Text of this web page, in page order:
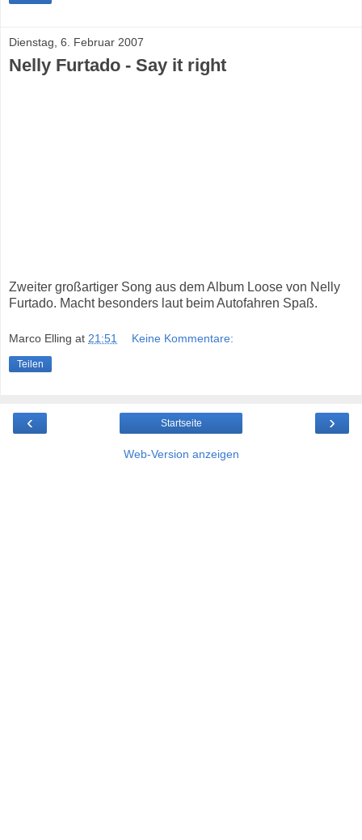
Dienstag, 6. Februar 2007
Nelly Furtado - Say it right
Zweiter großartiger Song aus dem Album Loose von Nelly
Furtado. Macht besonders laut beim Autofahren Spaß.
Marco Elling at 21:51 Keine Kommentare:
Teilen
‹ ›
Startseite
Web-Version anzeigen